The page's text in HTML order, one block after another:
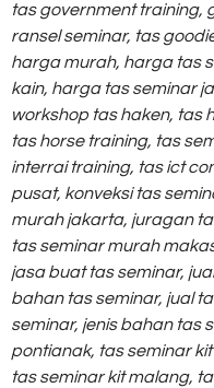
tas government training,
ransel seminar, tas
harga murah, harga tas
kain, harga tas seminar
workshop tas haken, tas
tas horse training, tas
interrai training, tas ict
pusat, konveksi tas
murah jakarta, juragan
tas seminar murah
jasa buat tas seminar,
bahan tas seminar, jual
seminar, jenis bahan tas
pontianak, tas seminar
tas seminar kit malang,